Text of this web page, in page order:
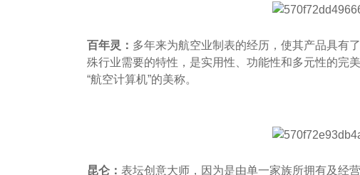
百年灵： 多年来为航空业制表的经历，使其产品具有
殊行业需要的特性，是实用性、功能性和多元性的完
“航空计算机”的美称。
昆仑： 表坛创意大师，因为是由单一家族所拥有及经